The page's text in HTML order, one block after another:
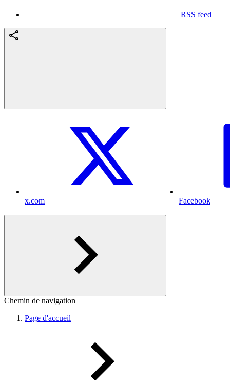
RSS feed
x.com Facebook
Chemin de navigation
Page d'accueil